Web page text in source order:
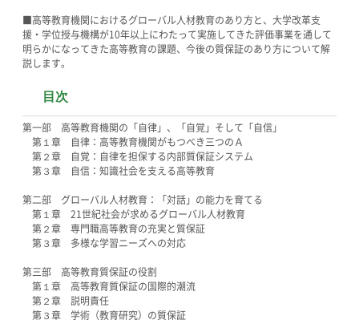
■高等教育機関におけるグローバル人材教育のあり方と、大学改革支
援・学位授与機構が10年以上にわたって実施してきた評価事業を通して
明らかになってきた高等教育の課題、今後の質保証のあり方について解
説します。
目次
第一部 高等教育機関の「自律」、「自覚」そして「自信」
第１章 自律：高等教育機関がもつべき三つのＡ
第２章 自覚：自律を担保する内部質保証システム
第３章 自信：知識社会を支える高等教育
第二部 グローバル人材教育：「対話」の能力を育てる
第１章 21世紀社会が求めるグローバル人材教育
第２章 専門職高等教育の充実と質保証
第３章 多様な学習ニーズへの対応
第三部 高等教育質保証の役割
第１章 高等教育質保証の国際的潮流
第２章 説明責任
第３章 学術（教育研究）の質保証